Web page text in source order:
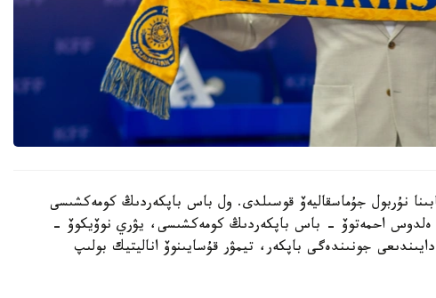
نۇربول جۇماسقاليەۆ قوسىلدى. ول باس باپكەردىڭ كومەكشىسى
ەلدوس احمەتوۆ - باس باپكەردىڭ كومەكشىسى، يۋري نوۆيكوۆ -
جونىندەگى باپكەر، تيمۋر قۇسايىنوۆ اناليتيك بولىپ